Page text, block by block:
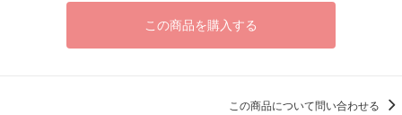
この商品を購入する
この商品について問い合わせる